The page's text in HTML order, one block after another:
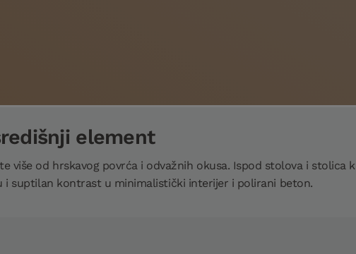
element
više od hrskavog povrća i odvažnih okusa. Ispod stolova i stolica
i suptilan kontrast u minimalistički interijer i polirani beton.